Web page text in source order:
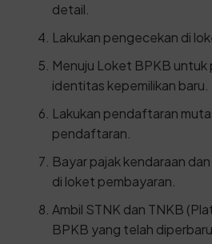
detail.
Lakukan pengecekan di
Menuju Loket BPKB untuk
identitas kepemilikan baru.
Lakukan pendaftaran
pendaftaran.
Bayar pajak kendaraan
di loket pembayaran.
Ambil STNK dan TNKB
BPKB yang telah